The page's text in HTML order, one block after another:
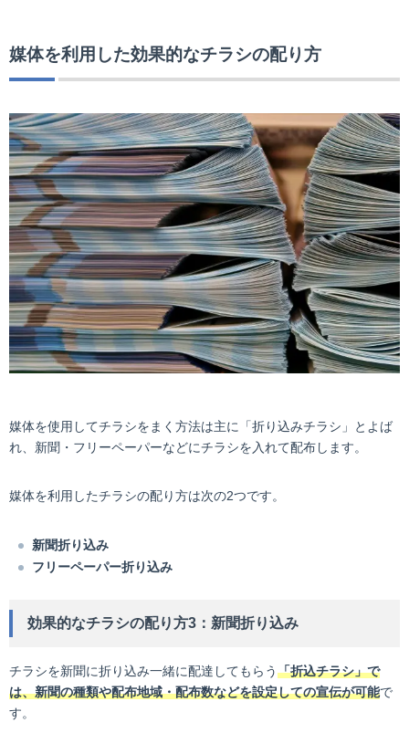
媒体を利用した効果的なチラシの配り方
媒体を使用してチラシをまく方法は主に「折り込みチラシ」とよば
れ、新聞・フリーペーパーなどにチラシを入れて配布します。
媒体を利用したチラシの配り方は次の2つです。
新聞折り込み
フリーペーパー折り込み
効果的なチラシの配り方3：新聞折り込み
チラシを新聞に折り込み一緒に配達してもらう「折込チラシ」で
は、新聞の種類や配布地域・配布数などを設定しての宣伝が可能で
す。